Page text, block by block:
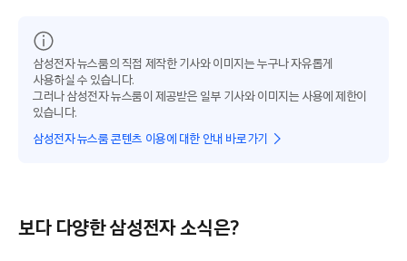
삼성전자 뉴스룸의 직접 제작한 기사와 이미지는 누구나 자유롭게
사용하실 수 있습니다.
그러나 삼성전자 뉴스룸이 제공받은 일부 기사와 이미지는 사용에 제한이
있습니다.
삼성전자 뉴스룸 콘텐츠 이용에 대한 안내 바로가기
보다 다양한 삼성전자 소식은?